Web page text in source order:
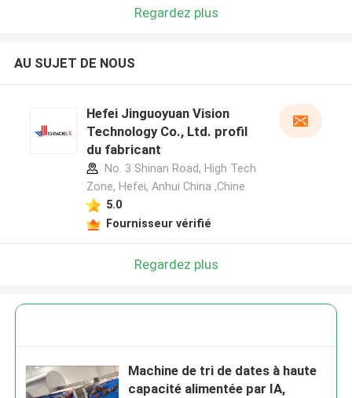
Regardez plus
AU SUJET DE NOUS
Hefei Jinguoyuan Vision
Technology Co., Ltd. profil
du fabricant
No. 3 Shinan Road, High Tech
Zone, Hefei, Anhui China ,Chine
5.0
Fournisseur vérifié
Regardez plus
Machine de tri de dates à haute
capacité alimentée par IA,